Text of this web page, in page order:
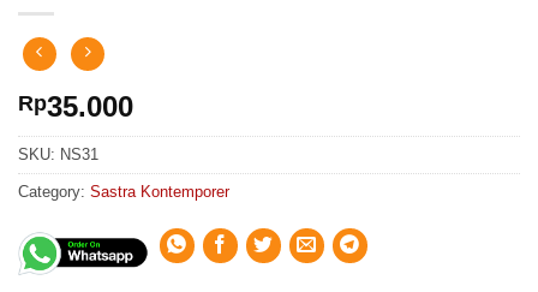
Rp35.000
SKU: NS31
Category: Sastra Kontemporer